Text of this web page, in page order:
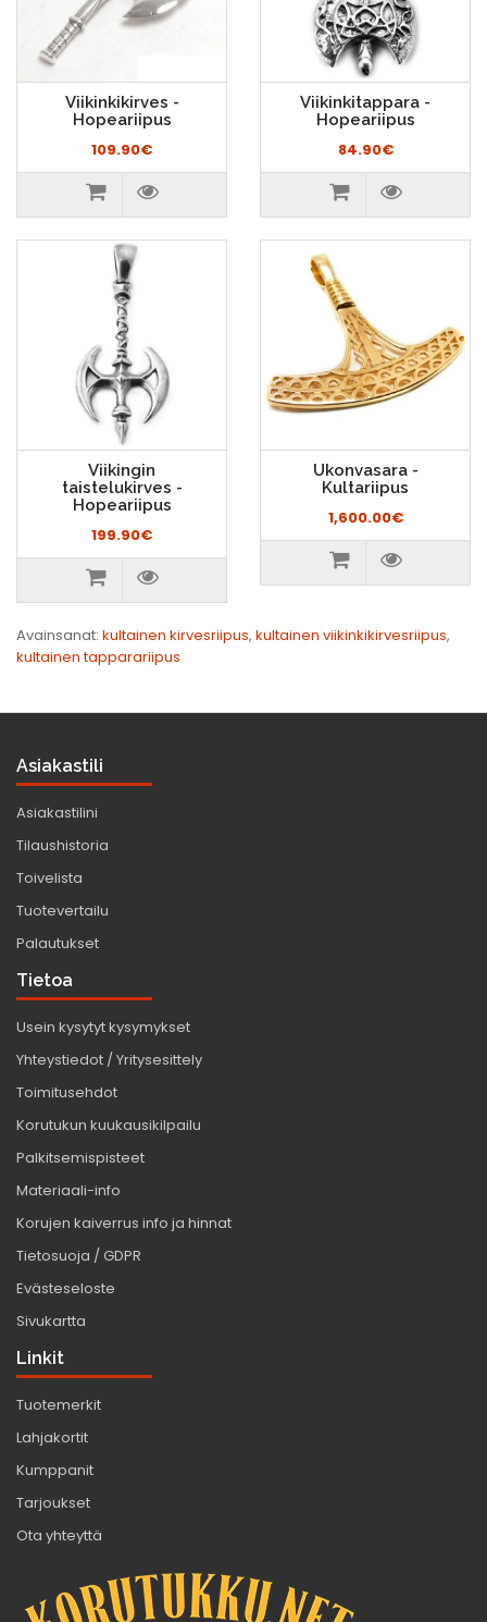
Viikinkikirves -
Hopeariipus
109.90€
Viikinkitappara -
Hopeariipus
84.90€
Viikingin
taistelukirves -
Hopeariipus
199.90€
Ukonvasara -
Kultariipus
1,600.00€
Avainsanat: kultainen kirvesriipus, kultainen viikinkikirvesriipus,
kultainen tapparariipus
Asiakastili
Asiakastilini
Tilaushistoria
Toivelista
Tuotevertailu
Palautukset
Tietoa
Usein kysytyt kysymykset
Yhteystiedot / Yritysesittely
Toimitusehdot
Korutukun kuukausikilpailu
Palkitsemispisteet
Materiaali-info
Korujen kaiverrus info ja hinnat
Tietosuoja / GDPR
Evästeseloste
Sivukartta
Linkit
Tuotemerkit
Lahjakortit
Kumppanit
Tarjoukset
Ota yhteyttä